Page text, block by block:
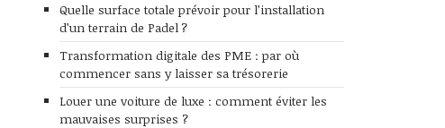
Quelle surface totale prévoir pour l’installation
d’un terrain de Padel ?
Transformation digitale des PME : par où
commencer sans y laisser sa trésorerie
Louer une voiture de luxe : comment éviter les
mauvaises surprises ?